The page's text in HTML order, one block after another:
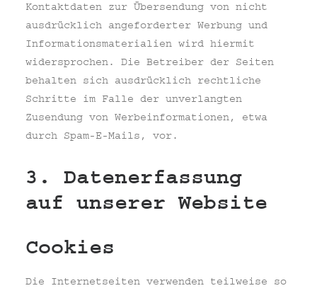
Kontaktdaten zur Übersendung von nicht
ausdrücklich angeforderter Werbung und
Informationsmaterialien wird hiermit
widersprochen. Die Betreiber der Seiten
behalten sich ausdrücklich rechtliche
Schritte im Falle der unverlangten
Zusendung von Werbeinformationen, etwa
durch Spam-E-Mails, vor.
3. Datenerfassung
auf unserer Website
Cookies
Die Internetseiten verwenden teilweise so